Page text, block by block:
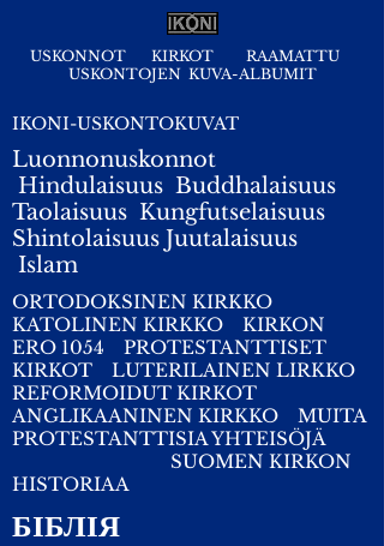
USKONNOT KIRKOT
RAAMATTU
USKONTOJEN KUVA-ALBUMIT
IKONI-USKONTOKUVAT
Luonnonuskonnot
Hindulaisuus Buddhalaisuus
Taolaisuus Kungfutselaisuus
Shintolaisuus Juutalaisuus
Islam
ORTODOKSINEN KIRKKO
KATOLINEN KIRKKO
KIRKON
ERO 1054
PROTESTANTTISET
KIRKOT
LUTERILAINEN LIRKKO
REFORMOIDUT KIRKOT
ANGLIKAANINEN KIRKKO
MUITA
PROTESTANTTISIA YHTEISÖJÄ
SUOMEN KIRKON
HISTORIAA
БІБЛІЯ